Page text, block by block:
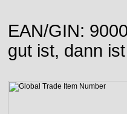
EAN/GIN:
gut ist, dann